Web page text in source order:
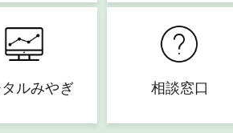
ルみやぎ 相談窓口